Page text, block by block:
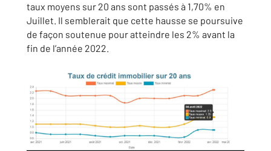
taux moyens sur 20 ans sont passés à 1,70% en
Juillet. Il semblerait que cette hausse se poursuive
de façon soutenue pour atteindre les 2% avant la
fin de l’année 2022.